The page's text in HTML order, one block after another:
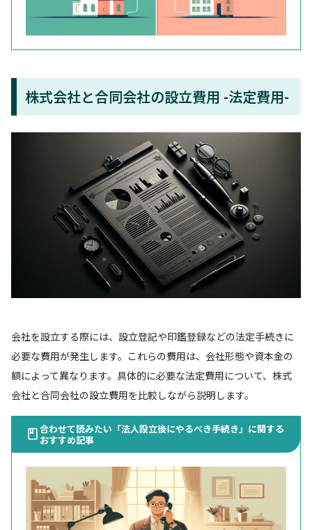
株式会社と合同会社の設立費用 -法定費用-
会社を設立する際には、設立登記や印鑑登録などの法定手続きに
必要な費用が発生します。これらの費用は、会社形態や資本金の
額によって異なります。具体的に必要な法定費用について、株式
会社と合同会社の設立費用を比較しながら説明します。
合わせて読みたい「法人設立後にやるべき手続き」に関する
おすすめ記事